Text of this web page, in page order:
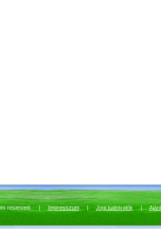
reserved. |Impresszum|Jogi tudnivalók|